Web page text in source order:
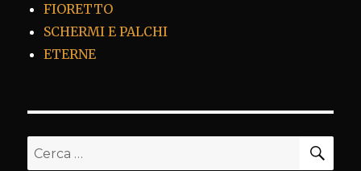
FIORETTO
SCHERMI E PALCHI
ETERNE
Cerca: